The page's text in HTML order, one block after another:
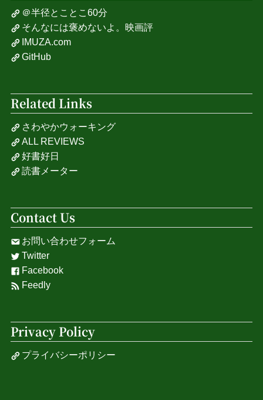
＠半径とことこ60分
そんなには褒めないよ。映画評
IMUZA.com
GitHub
Related Links
さわやかウォーキング
ALL REVIEWS
好書好日
読書メーター
Contact Us
お問い合わせフォーム
Twitter
Facebook
Feedly
Privacy Policy
プライバシーポリシー